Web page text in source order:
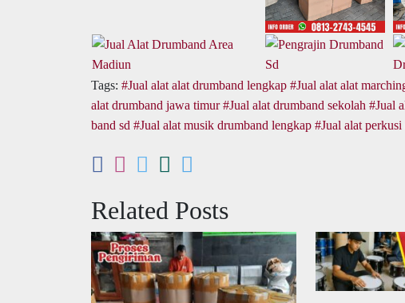
Tags: Jual alat alat drumband lengkap Jual alat alat
alat drumband jawa timur
Jual alat drumband sekolah Jual
band sd
Jual alat musik drumband lengkap Jual alat
Related Posts